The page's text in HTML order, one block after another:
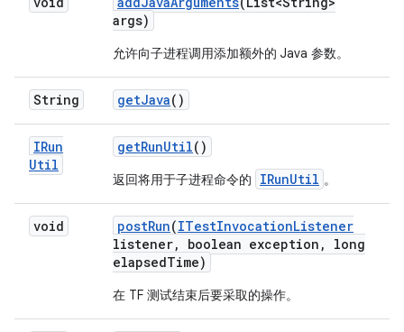
args)
允许向子进程调用添加额外的 Java 参数。
String getJava()
IRun
Util
getRunUtil()
返回将用于子进程命令的 IRunUtil 。
void postRun(ITestInvocationListener
listener, boolean exception ,
long
elapsedTime)
在 TF 测试结束后要采取的操作。